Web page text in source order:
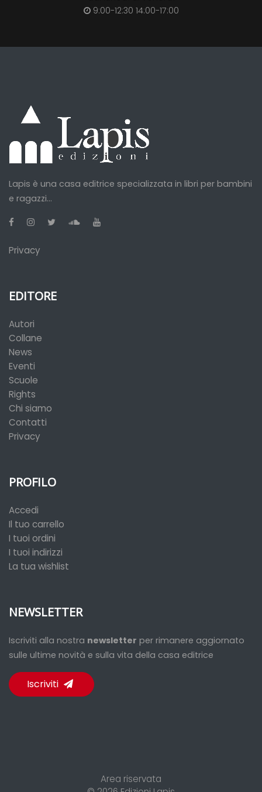
9:00-12:30 14:00-17:00
Lapis è una casa editrice specializzata in libri per bambini
e ragazzi...
Privacy
EDITORE
Autori
Collane
News
Eventi
Scuole
Rights
Chi siamo
Contatti
Privacy
PROFILO
Accedi
Il tuo carrello
I tuoi ordini
I tuoi indirizzi
La tua wishlist
NEWSLETTER
Iscriviti alla nostra newsletter per rimanere aggiornato
sulle ultime novità e sulla vita della casa editrice
Iscriviti
Area riservata